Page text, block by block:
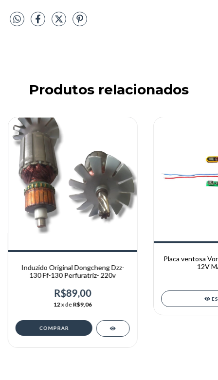
Produtos relacionados
Induzido Original Dongcheng Dzz-
130 Ff-130 Perfuratriz- 220v
R$89,00
12x deR$9,06
Placa ventosa
12V